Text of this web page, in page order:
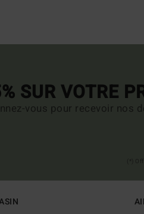
SUR VOTRE
vous pour recevoir nos